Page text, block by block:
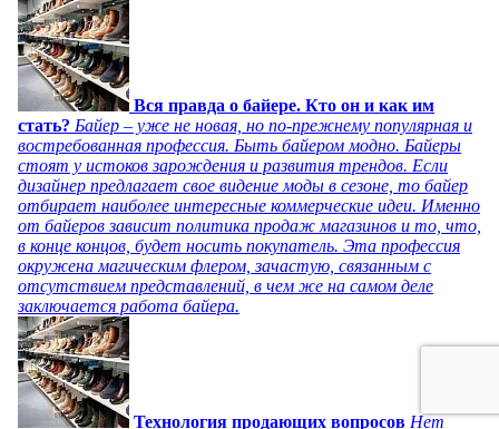
Вся правда о байере. Кто он и как им
стать? Байер – уже не новая, но по-прежнему популярная и
востребованная профессия. Быть байером модно. Байеры
стоят у истоков зарождения и развития трендов. Если
дизайнер предлагает свое видение моды в сезоне, то байер
отбирает наиболее интересные коммерческие идеи. Именно
от байеров зависит политика продаж магазинов и то, что,
в конце концов, будет носить покупатель. Эта профессия
окружена магическим флером, зачастую, связанным с
отсутствием представлений, в чем же на самом деле
заключается работа байера.
Технология продающих вопросов Нет